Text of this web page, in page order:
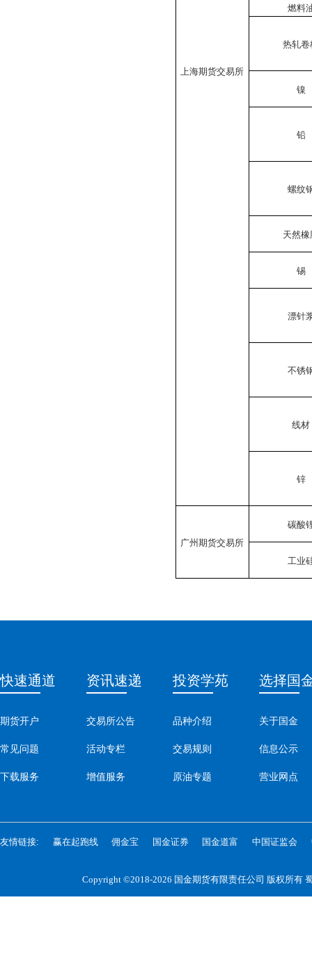
上海期货交易所
燃料
热轧
镍
铅
螺纹
天然
锡
漂针
不锈
线材
锌
广州期货交易所
碳酸
工业
快速通道
期货开户
常见问题
下载服务
资讯速递
交易所公告
活动专栏
增值服务
投资学苑
品种介绍
交易规则
原油专题
选择国
关于国金
信息公示
营业网点
友情链接: 赢在起跑线 佣金宝 国金证券 国金道富 中国证监会
Copyright ©2018-2026 国金期货有限责任公司 版权所有